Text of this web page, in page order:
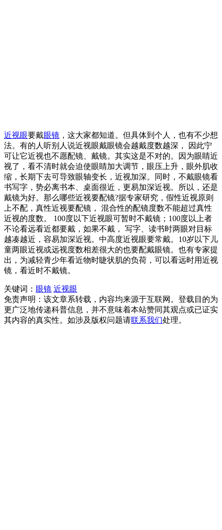
近视眼要戴眼镜 ，这大家都知道。但具体到个人，也有不少想
法。有的人听别人说近视眼戴眼镜会越戴度数越深， 因此宁
可让它近视也不愿配镜、戴镜。其实这是不对的。因为眼睛近
视了，看不清时就会迫使眼睛加大调节，眼压上升，眼外肌收
缩，长期下去可导致眼轴变长，近视加深。同时，不戴眼镜看
书写字，势必离书本、桌面很近，更易加深近视。所以，还是
戴镜为好。那么哪些近视要配镜?据专家研究，假性近视原则
上不配，真性近视要配镜， 混合性的配镜度数不能超过真性
近视的度数。 100度以下近视眼可暂时不戴镜；100度以上者
不论看远看近都要戴，如果不戴， 写字、读书时两眼对目标
越凑越近，容易加深近视。中高度近视眼要常戴。10岁以下儿
童两眼近视或远视度数相差很大的也要配戴眼镜。也有专家提
出，为减轻青少年看近物时睫状肌的负荷，可以看远时用近视
镜，看近时不戴镜。
关键词： 眼镜 近视眼
免责声明：该文章系转载，内容均来源于互联网。登载目的为
更广泛地传递科普信息，并不意味着本站赞同其观点或已证实
其内容的真实性。如涉及版权问题请联系我们处理。